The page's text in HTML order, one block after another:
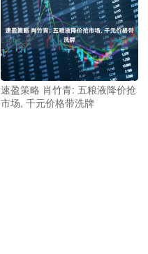
速盈策略 肖竹青: 五粮液降价抢
市场, 千元价格带洗牌